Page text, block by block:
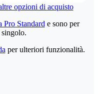
opzioni di acquisto
Pro Standard e sono per
singolo.
per ulteriori funzionalità.